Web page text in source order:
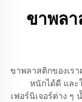
ขาพลา
ขาพลาสติกของเร
หนักได้ดี และ
เฟอร์นิเจอร์ต่าง ๆ